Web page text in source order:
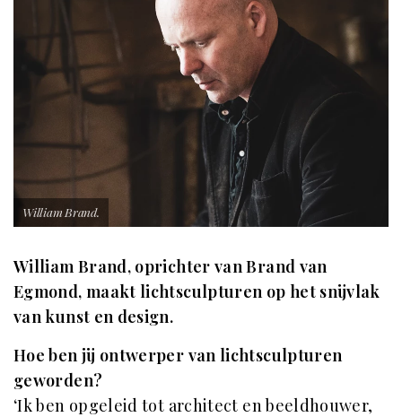
William Brand.
William Brand, oprichter van Brand van
Egmond, maakt lichtsculpturen op het snijvlak
van kunst en design.
Hoe ben jij ontwerper van lichtsculpturen
geworden?
‘Ik ben opgeleid tot architect en beeldhouwer,